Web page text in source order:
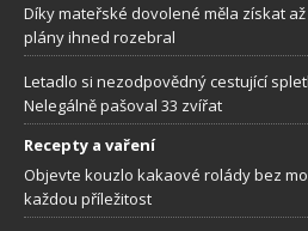
Díky mateřské dovolené měla získat až
plány ihned rozebral
Letadlo si nezodpovědný cestující
Nelegálně pašoval 33 zvířat
Recepty a vaření
Objevte kouzlo kakaové rolády bez
každou příležitost